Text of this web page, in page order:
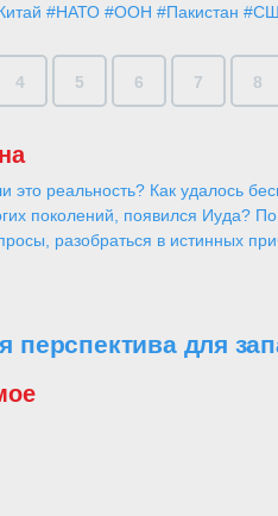
#НАТО #ООН #Пакистан
4 5 6 7 8
это реальность? Как удалось
поколений, появился Иуда?
разобраться в истинных
для